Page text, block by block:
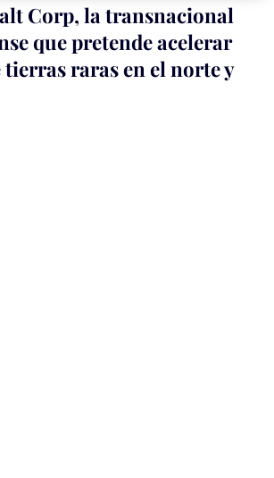
Corp, la transnacional
que pretende acelerar
raras en el norte y